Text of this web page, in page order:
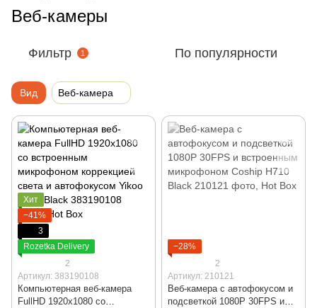
Веб-камеры
Фильтр 1 По популярности
Вид Веб-камера
Хит
−41%
3
Rozetka Delivery
2
Артикул: 383190108
Компьютерная веб-камера
FullHD 1920x1080 со
−28%
2
Артикул: 210121
Веб-камера с автофокусом и
подсветкой 1080P 30FPS и